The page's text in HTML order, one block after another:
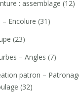
: assemblage (12)
– Encolure (31)
(23)
– Angles (7)
patron –
(32)